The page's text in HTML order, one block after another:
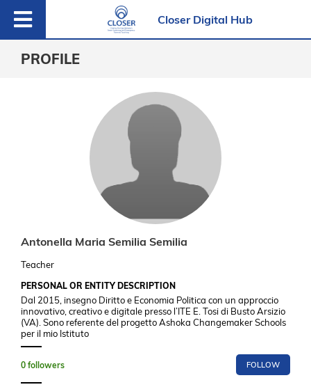
Closer Digital Hub
PROFILE
Antonella Maria Semilia Semilia
Teacher
PERSONAL OR ENTITY DESCRIPTION
Dal 2015, insegno Diritto e Economia Politica con un approccio
innovativo, creativo e digitale presso l’ITE E. Tosi di Busto Arsizio
(VA). Sono referente del progetto Ashoka Changemaker Schools
per il mio Istituto
0 followers FOLLOW